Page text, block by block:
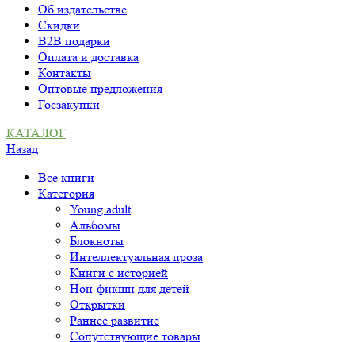
Об издательстве
Скидки
B2B подарки
Оплата и доставка
Контакты
Оптовые предложения
Госзакупки
КАТАЛОГ
Назад
Все книги
Категория
Young adult
Альбомы
Блокноты
Интеллектуальная проза
Книги с историей
Нон-фикшн для детей
Открытки
Раннее развитие
Сопутствующие товары